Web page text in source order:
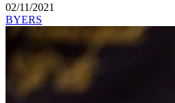
02/11/2021
BYERS